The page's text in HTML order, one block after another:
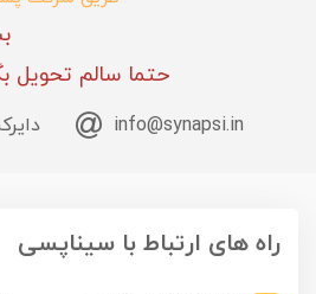
حتما سالم تحویل
info@synapsi.in
راه های ارتباط با سیناپسی